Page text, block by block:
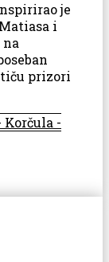
je
i
na
prizori
Korčula -